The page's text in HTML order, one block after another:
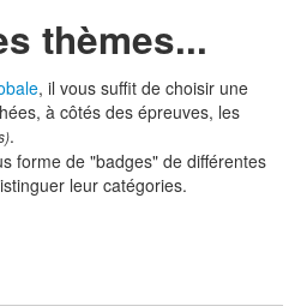
thèmes...
, il vous suffit de choisir une
à côtés des épreuves, les
.
forme de "badges" de différentes
leur catégories.